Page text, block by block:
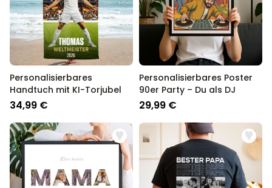
Personalisierbares
Handtuch mit KI-Torjubel
34,99 €
Personalisierbares Poster
90er Party – Du als DJ
29,99 €